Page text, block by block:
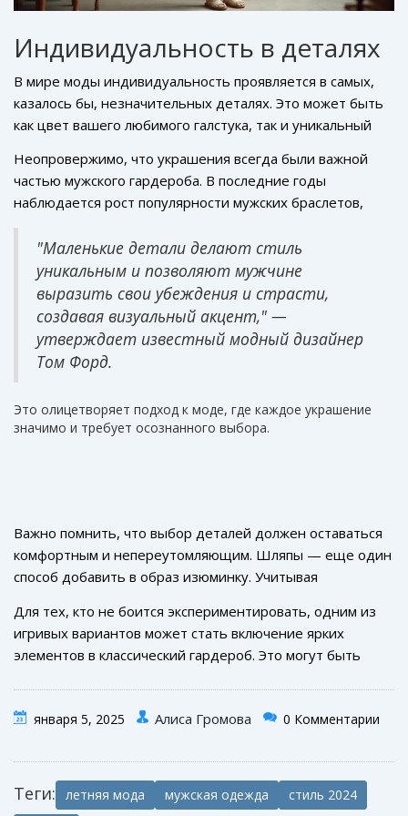
Индивидуальность в деталях
В мире моды индивидуальность проявляется в самых,
казалось бы, незначительных деталях. Это может быть
как цвет вашего любимого галстука, так и уникальный
предлагается экспериментировать с выбором
аксессуаров и их нестандартным применением.
Например, использование ярких носков с классическими
туфлями способно создать контраст, привлекающий
внимание. Часто такие детали становятся вашим
фирменным стилем, делая образ уникальным и
запоминающимся.
Неопровержимо, что украшения всегда были важной
частью мужского гардероба. В последние годы
наблюдается рост популярности мужских браслетов,
перстней и цепочек. Бытует мнение, что даже
небольшая деталь, как шарм на браслете, может
рассказать историю его владельца.
"Маленькие детали делают стиль
уникальным и позволяют мужчине
выразить свои убеждения и страсти,
создавая визуальный акцент," —
утверждает известный модный дизайнер
Том Форд.
Это олицетворяет подход к моде, где каждое украшение
значимо и требует осознанного выбора.
Важно помнить, что выбор деталей должен оставаться
комфортным и непереутомляющим. Шляпы — еще один
способ добавить в образ изюминку. Учитывая
бейсболки становятся не только защитой от солнца, но
и стильным дополнением к гардеробу. Летняямода
2024 года открывает перед мужчинами массу
возможностей выразить себя. Создайте собственный
стиль, дополнив его выражительными деталями,
которые покажут вашу уникальность. Секрет в том,
образе.
Для тех, кто не боится экспериментировать, одним из
игривых вариантов может стать включение ярких
элементов в классический гардероб. Это могут быть
вещам новый взгляд. Если рассматривать статистику, до
становятся поводом для обсуждения и привлекают
дополнительное внимание. Это доказывает, что
индивидуальность действительно важна в мире моды,
января 5, 2025 Алиса Громова 0 Комментарии
Теги: летняя мода мужская одежда стиль 2024